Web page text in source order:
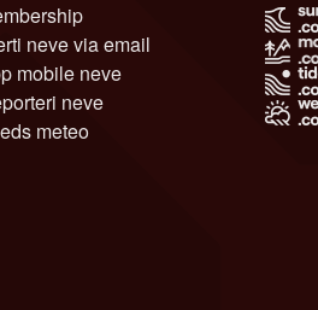
neve via email
mobile neve
neve
meteo